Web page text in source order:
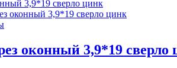
оконный 3,9*19 сверло